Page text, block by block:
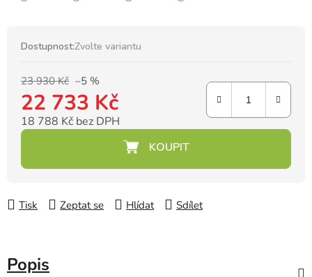
Dostupnost:Zvolte variantu
23 930 Kč –5 %
22 733 Kč
18 788 Kč bez DPH
Tisk Zeptat se Hlídat Sdílet
Popis